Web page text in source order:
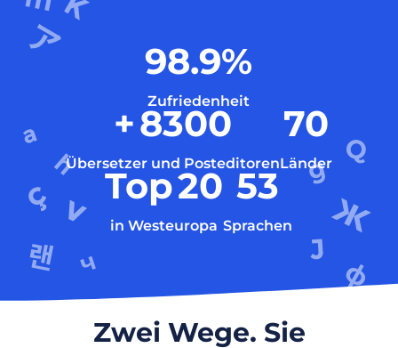
98.9%
Zufriedenheit
+8300
Übersetzer und Posteditoren
70
Länder
Top20
in Westeuropa
53
Sprachen
Zwei Wege. Sie